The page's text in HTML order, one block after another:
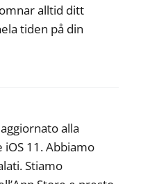
alltid ditt
tiden på din
alla
11. Abbiamo
Stiamo